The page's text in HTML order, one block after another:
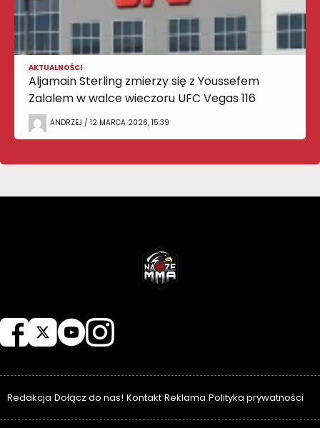
AKTUALNOŚCI
Aljamain Sterling zmierzy się z Youssefem
Zalalem w walce wieczoru UFC Vegas 116
ANDRZEJ / 12 MARCA 2026, 15:39
Redakcja Dołącz do nas! Kontakt Reklama Polityka prywatności